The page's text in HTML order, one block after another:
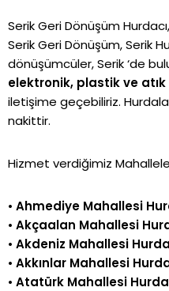
Serik Geri Dönüşüm
Serik Geri Dönüşüm, Serik
dönüşümcüler, Serik ‘de
elektronik, plastik ve atık
iletişime geçebiliriz.
nakittir.
Hizmet verdiğimiz
• Ahmediye Mahallesi
• Akçaalan Mahallesi
• Akdeniz Mahallesi
• Akkınlar Mahallesi
• Atatürk Mahallesi